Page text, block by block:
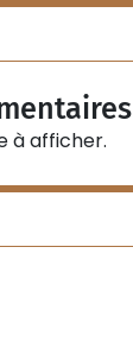
à afficher.